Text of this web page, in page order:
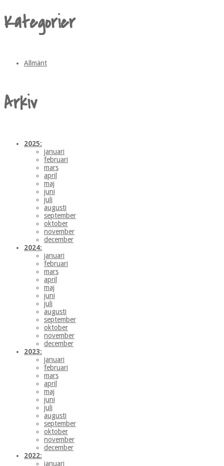
Kategorier
Allmänt
Arkiv
2025:
januari
februari
mars
april
maj
juni
juli
augusti
september
oktober
november
december
2024:
januari
februari
mars
april
maj
juni
juli
augusti
september
oktober
november
december
2023:
januari
februari
mars
april
maj
juni
juli
augusti
september
oktober
november
december
2022:
januari